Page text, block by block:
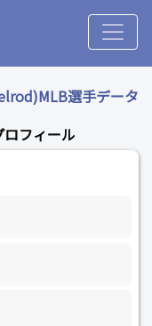
選手データ
フィール